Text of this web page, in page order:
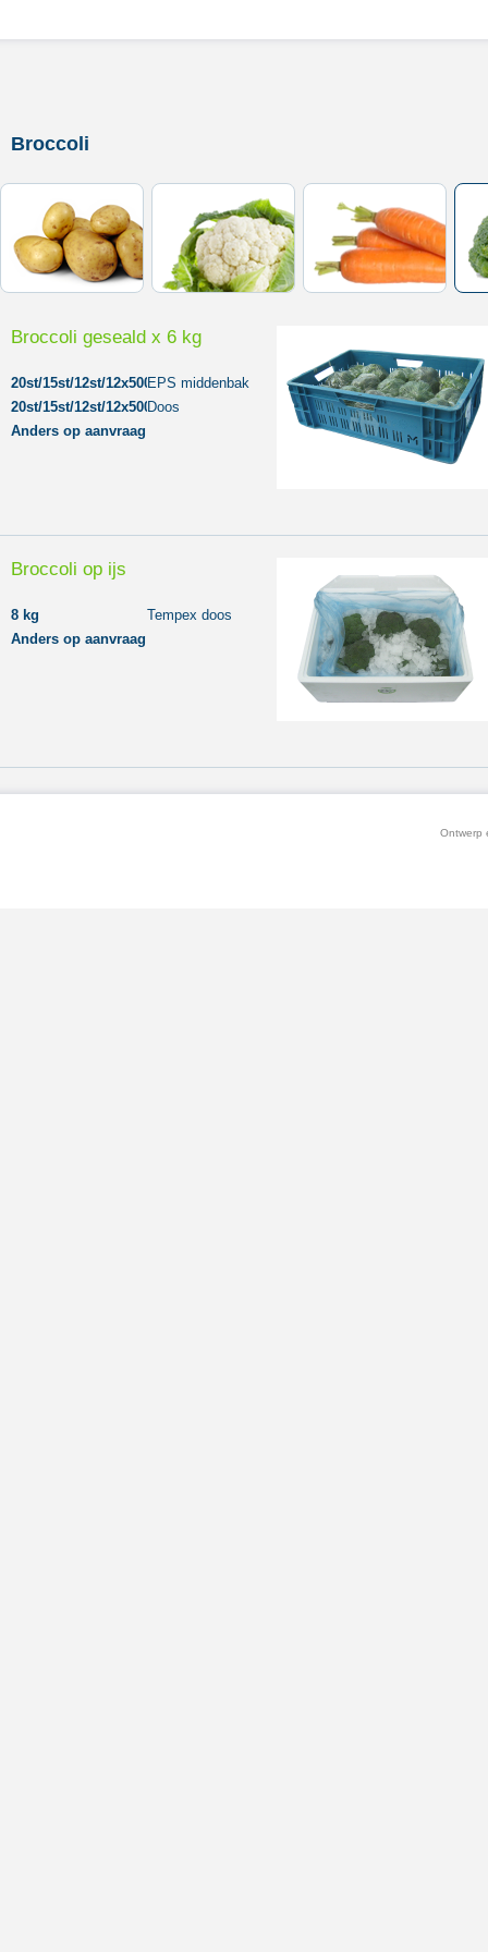
Broccoli
Broccoli geseald x 6 kg
20st/15st/12st/12x500grEPS middenbak
20st/15st/12st/12x500grDoos
Anders op aanvraag
Broccoli op ijs
8 kg
Tempex doos
Anders op aanvraag
Ontwerp